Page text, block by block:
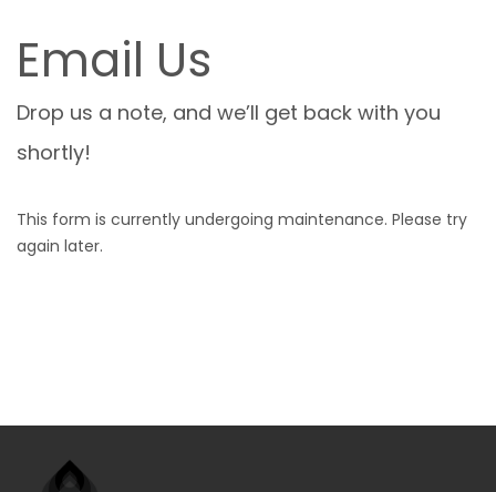
Email Us
Drop us a note, and we’ll get back with you
shortly!
This form is currently undergoing maintenance. Please try
again later.